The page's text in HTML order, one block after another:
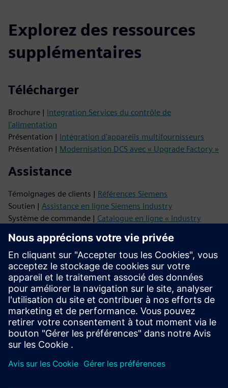
Explorez des ressources
supplémentaires
Télécharger
Brochure | Integration Services du contrôle de
l'alimentation
Présentation | Intégration d'appareils multifournisseurs
Présentation | Modernisation DCS avec « Upgrade Factory »
Assistance
Témoignages de clients | Références Siemens
Soutien | Assistance en ligne Siemens Industry
Système de commande | Catalogue en ligne « Industry
Commandez nos services
SiePortal |Integration Services de contrôle de
l'alimentation
SiePortal |Services de passerelle de communication
industrielle
SiePortal |Intégration d'appareils multifournisseurs